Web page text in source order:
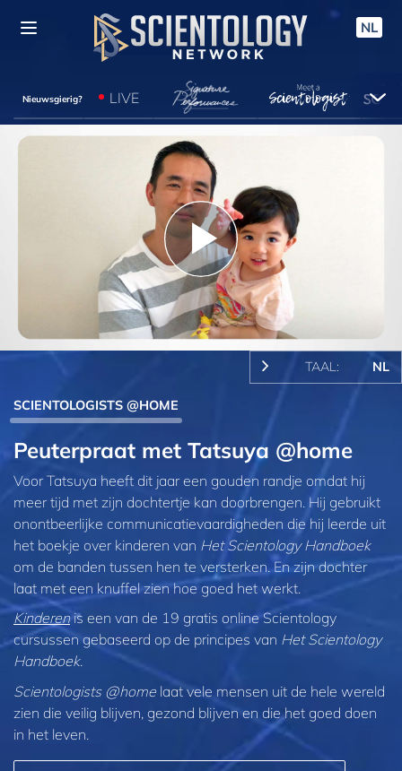
NL
Nieuwsgierig? LIVE
Play
Video
TAAL: NL
SCIENTOLOGISTS @HOME
Peuterpraat met Tatsuya @home
Voor Tatsuya heeft dit jaar een gouden randje omdat hij
meer tijd met zijn dochtertje kan doorbrengen. Hij gebruikt
onontbeerlijke communicatie­vaardigheden die hij leerde uit
het boekje over kinderen van Het Scientology Handboek
om de banden tussen hen te versterken. En zijn dochter
laat met een knuffel zien hoe goed het werkt.
Kinderenis een van de 19 gratis online Scientology
cursussen gebaseerd op de principes van Het Scientology
Handboek.
Scientologists @home laat vele mensen uit de hele wereld
zien die veilig blijven, gezond blijven en die het goed doen
in het leven.